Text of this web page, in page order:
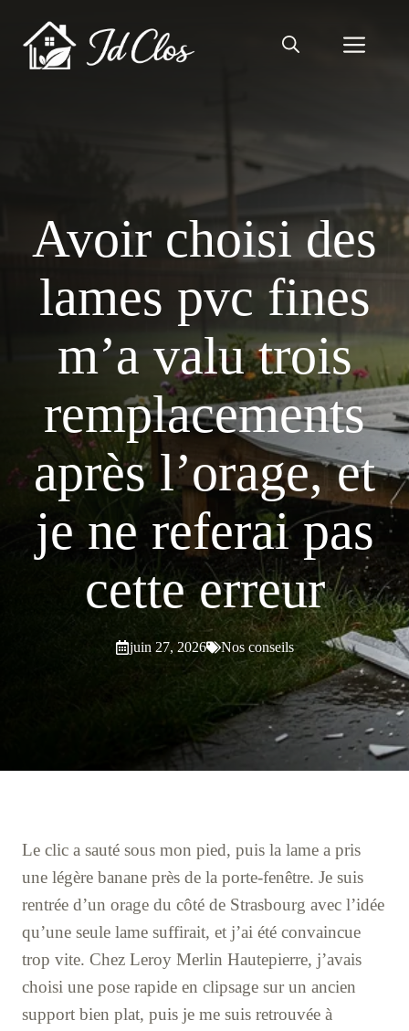
contenu
Avoir choisi des
lames pvc fines
m’a valu trois
remplacements
après l’orage, et
je ne referai pas
cette erreur
juin 27, 2026 Nos conseils
Le clic a sauté sous mon pied, puis la lame a pris
une légère banane près de la porte-fenêtre. Je suis
rentrée d’un orage du côté de Strasbourg avec l’idée
qu’une seule lame suffirait, et j’ai été convaincue
trop vite. Chez Leroy Merlin Hautepierre, j’avais
choisi une pose rapide en clipsage sur un ancien
support bien plat, puis je me suis retrouvée à